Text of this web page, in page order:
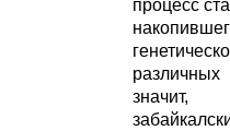
процесс
значит,